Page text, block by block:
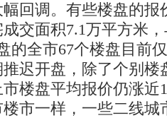
回调。有些楼盘的报
交面积7.1万平方米
的全市67个楼盘目前
迟开盘，除了个别楼
楼盘平均报价仍涨近
市一样，一些二线城